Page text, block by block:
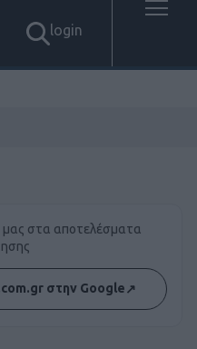
login
μας στα αποτελέσματα
στην Google↗